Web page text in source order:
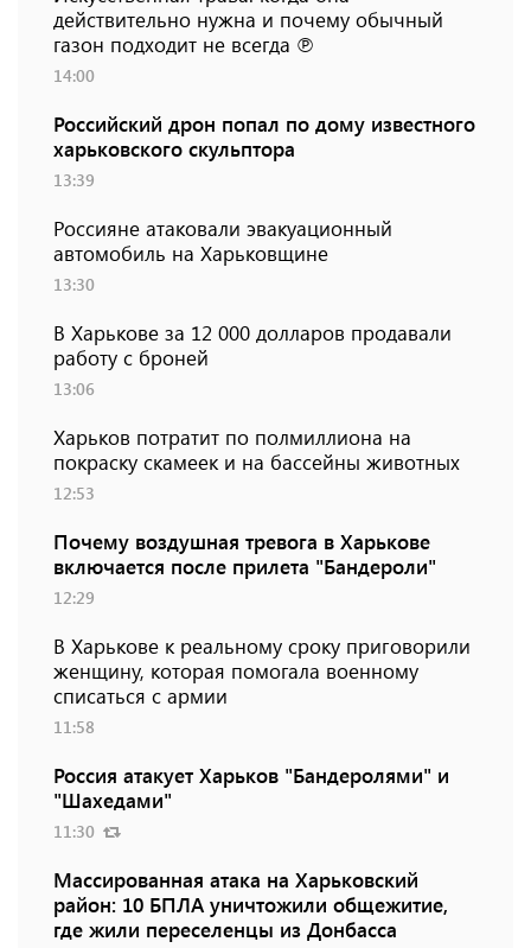
действительно нужна и почему обычный
газон подходит не всегда ℗
14:00
Российский дрон попал по дому известного
харьковского скульптора
13:39
Россияне атаковали эвакуационный
автомобиль на Харьковщине
13:30
В Харькове за 12 000 долларов продавали
работу с броней
13:06
Харьков потратит по полмиллиона на
покраску скамеек и на бассейны животных
12:53
Почему воздушная тревога в Харькове
включается после прилета "Бандероли"
12:29
В Харькове к реальному сроку приговорили
женщину, которая помогала военному
списаться с армии
11:58
Россия атакует Харьков "Бандеролями" и
"Шахедами"
11:30
Массированная атака на Харьковский
район: 10 БПЛА уничтожили общежитие,
где жили переселенцы из Донбасса